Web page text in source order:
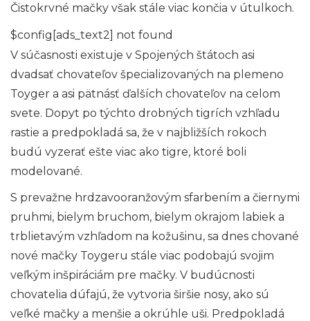
Čistokrvné mačky však stále viac končia v útulkoch.
$config[ads_text2] not found
V súčasnosti existuje v Spojených štátoch asi
dvadsať chovateľov špecializovaných na plemeno
Toyger a asi pätnásť ďalších chovateľov na celom
svete. Dopyt po týchto drobných tigrích vzhľadu
rastie a predpokladá sa, že v najbližších rokoch
budú vyzerať ešte viac ako tigre, ktoré boli
modelované.
S prevažne hrdzavooranžovým sfarbením a čiernymi
pruhmi, bielym bruchom, bielym okrajom labiek a
trblietavým vzhľadom na kožušinu, sa dnes chované
nové mačky Toygeru stále viac podobajú svojim
veľkým inšpiráciám pre mačky. V budúcnosti
chovatelia dúfajú, že vytvoria širšie nosy, ako sú
veľké mačky a menšie a okrúhle uši. Predpokladá